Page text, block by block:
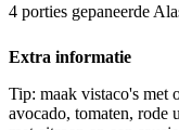
4 porties gepaneerde
Extra informatie
Tip: maak vistaco's met
avocado, tomaten, rode